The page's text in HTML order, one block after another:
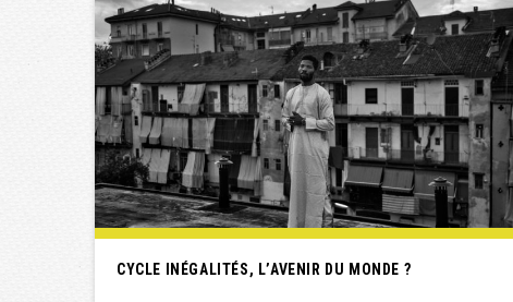
CYCLE INÉGALITÉS, L’AVENIR DU MONDE ?